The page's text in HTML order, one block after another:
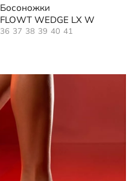
Босоножки
FLOWT WEDGE LX W
36 37 38 39 40 41